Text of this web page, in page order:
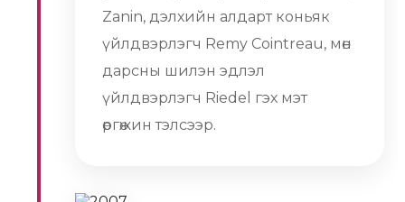
Zanin, дэлхийн алдарт коньяк
үйлдвэрлэгч Remy Cointreau, мөн
дарсны шилэн эдлэл
үйлдвэрлэгч Riedel гэх мэт
өргөжин тэлсээр.